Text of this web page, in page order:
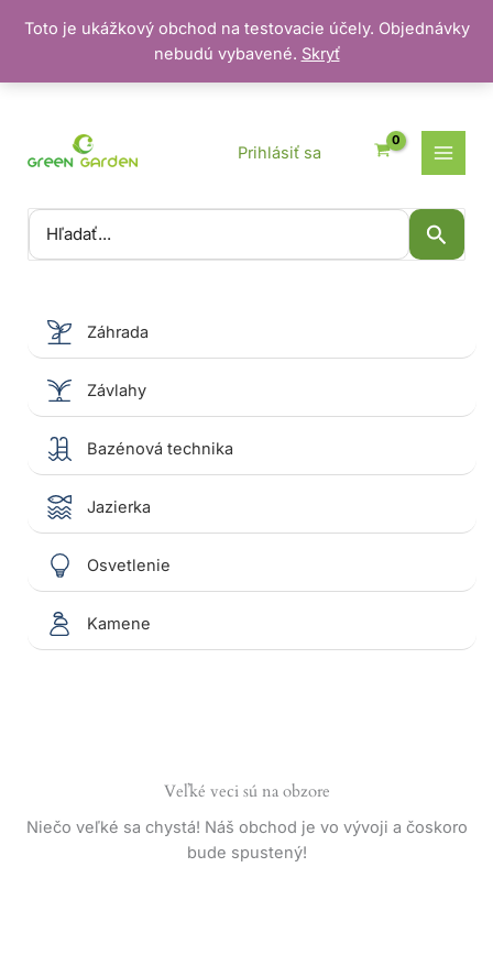
Toto je ukážkový obchod na testovacie účely. Objednávky
nebudú vybavené. Skryť
Vyhľadať:
Prihlásiť sa
Záhrada
Závlahy
Bazénová technika
Jazierka
Osvetlenie
Kamene
Veľké veci sú na obzore
Niečo veľké sa chystá! Náš obchod je vo vývoji a čoskoro
bude spustený!